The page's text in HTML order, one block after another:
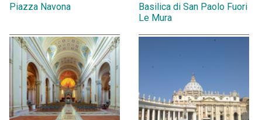
Piazza Navona
Basilica di San Paolo Fuori
Le Mura